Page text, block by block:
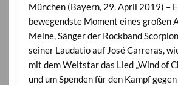
München (Bayern, 29. April 2019) –
bewegendste Moment eines großen
Meine, Sänger der Rockband
seiner Laudatio auf José Carreras,
mit dem Weltstar das Lied „Wind of
und um Spenden für den Kampf